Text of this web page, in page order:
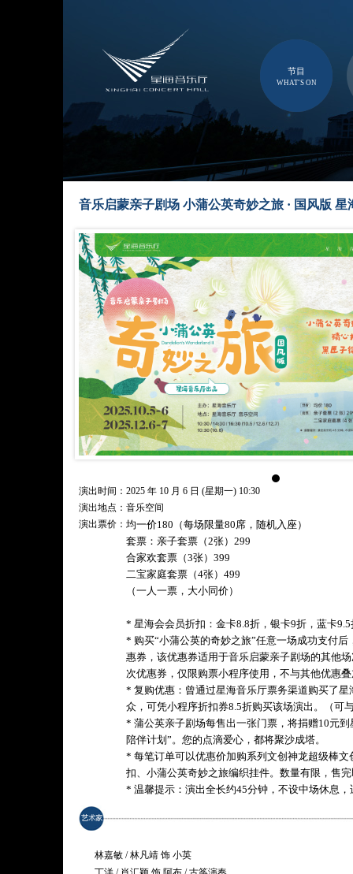
节目
WHAT'S ON
音乐启蒙亲子剧场 小蒲公英奇妙之旅 · 国风版 星
演出时间：2025 年 10 月 6 日 (星期一) 10:30
演出地点：音乐空间
演出票价： 均一价180（每场限量80席，随机入座）
套票：亲子套票（2张）299
合家欢套票（3张）399
二宝家庭套票（4张）499
（一人一票，大小同价）
* 星海会会员折扣：金卡8.8折，银卡9折，蓝卡
* 购买“小蒲公英的奇妙之旅”任意一场成功支付后
惠券，该优惠券适用于音乐启蒙亲子剧场的其他
次优惠券，仅限购票小程序使用，不与其他优惠
* 复购优惠：曾通过星海音乐厅票务渠道购买了
众，可凭小程序折扣券8.5折购买该场演出。（可
* 蒲公英亲子剧场每售出一张门票，将捐赠10元
陪伴计划”。您的点滴爱心，都将聚沙成塔。
* 每笔订单可以优惠价加购系列文创神龙超级棒文
扣、小蒲公英奇妙之旅编织挂件。数量有限，售
* 温馨提示：演出全长约45分钟，不设中场休息
林嘉敏 / 林凡靖 饰 小英